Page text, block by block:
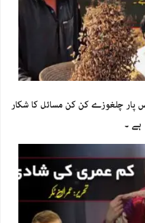
پار چلغوزے کن کن مسائل کا شکار
ہے ۔